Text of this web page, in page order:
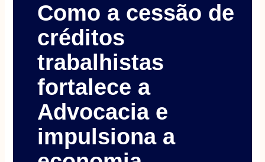
Como a cessão de
créditos
trabalhistas
fortalece a
Advocacia e
impulsiona a